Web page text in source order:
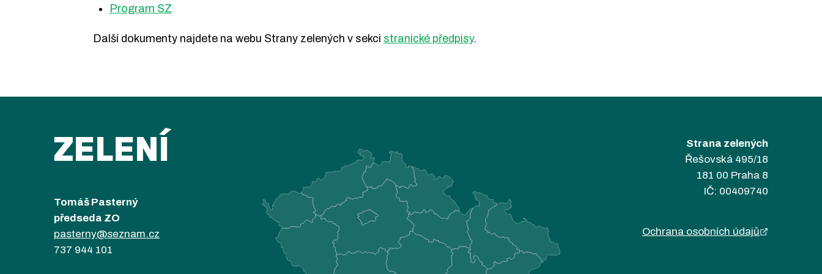
Program SZ
Další dokumenty najdete na webu Strany zelených v sekci stranické předpisy.
ZELENÍ
Tomáš Pasterný
předseda ZO
pasterny@seznam.cz
737 944 101
Strana zelených
Řešovská 495/18
181 00 Praha 8
IČ: 00409740
Ochrana osobních údajů